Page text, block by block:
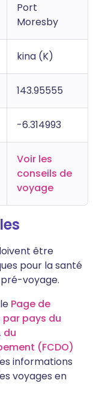
Port
Moresby
kina (K)
143.95555
-6.314993
Voir les
conseils de
voyage
être
pour la santé
voyage.
Page de
pays du
du
(FCDO)
informations
voyages en